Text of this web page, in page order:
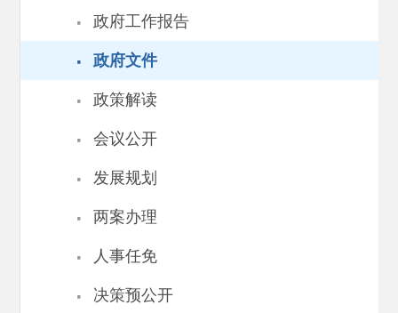
· 政府工作报告
· 政府文件
· 政策解读
· 会议公开
· 发展规划
· 两案办理
· 人事任免
· 决策预公开